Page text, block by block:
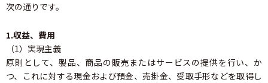
次の通りです。
1.収益、費用
（1）実現主義
原則として、製品、商品の販売またはサービスの提供を行い、か
つ、これに対する現金および預金、売掛金、受取手形などを取得し